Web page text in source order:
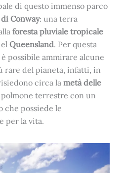
di questo immenso parco
Conway: una terra
foresta pluviale tropicale
Queensland. Per questa
possibile ammirare alcune
rare del pianeta, infatti, in
circa la metà delle
terrestre con un
che possiede le
per la vita.